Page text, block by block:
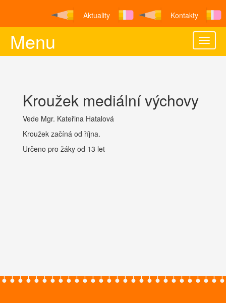
Aktuality Kontakty
Toggle
Menu
Kroužek mediální výchovy
Vede Mgr. Kateřina Hatalová
Kroužek začíná od října.
Určeno pro žáky od 13 let